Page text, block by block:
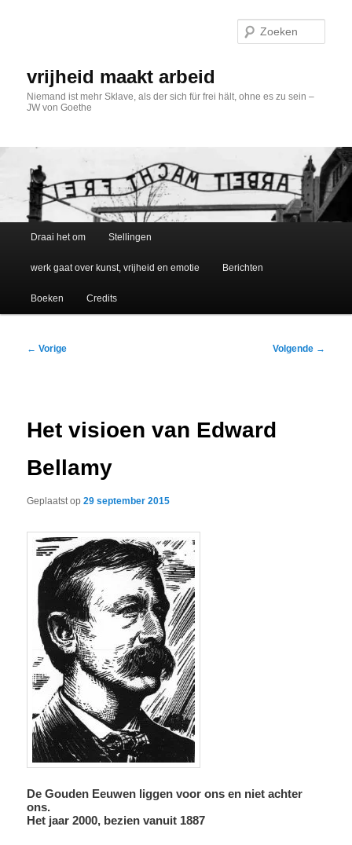
vrijheid maakt arbeid
Niemand ist mehr Sklave, als der sich für frei hält, ohne es zu sein –
JW von Goethe
Draai het om Stellingen
werk gaat over kunst, vrijheid en emotie Berichten
Boeken Credits
Bericht
← Vorige Volgende →
Het visioen van Edward
Bellamy
Geplaatst op29 september 2015
De Gouden Eeuwen liggen voor ons en niet achter
ons.
Het jaar 2000, bezien vanuit 1887